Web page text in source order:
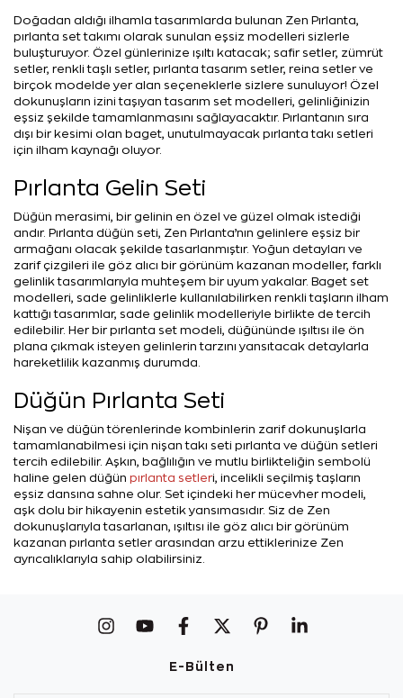
Doğadan aldığı ilhamla tasarımlarda bulunan Zen Pırlanta,
pırlanta set takımı olarak sunulan eşsiz modelleri sizlerle
buluşturuyor. Özel günlerinize ışıltı katacak; safir setler, zümrüt
setler, renkli taşlı setler, pırlanta tasarım setler, reina setler ve
birçok modelde yer alan seçeneklerle sizlere sunuluyor! Özel
dokunuşların izini taşıyan tasarım set modelleri, gelinliğinizin
eşsiz şekilde tamamlanmasını sağlayacaktır. Pırlantanın sıra
dışı bir kesimi olan baget, unutulmayacak pırlanta takı setleri
için ilham kaynağı oluyor.
Pırlanta Gelin Seti
Düğün merasimi, bir gelinin en özel ve güzel olmak istediği
andır. Pırlanta düğün seti, Zen Pırlanta’nın gelinlere eşsiz bir
armağanı olacak şekilde tasarlanmıştır. Yoğun detayları ve
zarif çizgileri ile göz alıcı bir görünüm kazanan modeller, farklı
gelinlik tasarımlarıyla muhteşem bir uyum yakalar. Baget set
modelleri, sade gelinliklerle kullanılabilirken renkli taşların ilham
kattığı tasarımlar, sade gelinlik modelleriyle birlikte de tercih
edilebilir. Her bir pırlanta set modeli, düğününde ışıltısı ile ön
plana çıkmak isteyen gelinlerin tarzını yansıtacak detaylarla
hareketlilik kazanmış durumda.
Düğün Pırlanta Seti
Nişan ve düğün törenlerinde kombinlerin zarif dokunuşlarla
tamamlanabilmesi için nişan takı seti pırlanta ve düğün setleri
tercih edilebilir. Aşkın, bağlılığın ve mutlu birlikteliğin sembolü
haline gelen düğün pırlanta setleri, incelikli seçilmiş taşların
eşsiz dansına sahne olur. Set içindeki her mücevher modeli,
aşk dolu bir hikayenin estetik yansımasıdır. Siz de Zen
dokunuşlarıyla tasarlanan, ışıltısı ile göz alıcı bir görünüm
kazanan pırlanta setler arasından arzu ettiklerinize Zen
ayrıcalıklarıyla sahip olabilirsiniz.
E-Bülten